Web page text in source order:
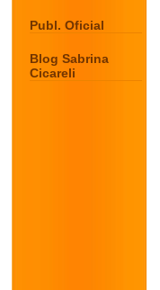
Publ. Oficial
Blog Sabrina
Cicareli